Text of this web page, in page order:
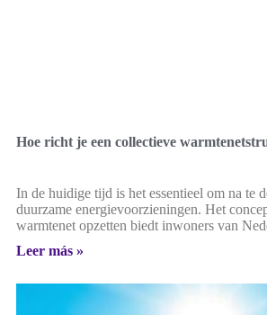
Hoe richt je een collectieve
In de huidige tijd is het essentieel om na te
duurzame energievoorzieningen. Het
warmtenet opzetten biedt inwoners van
Leer más »